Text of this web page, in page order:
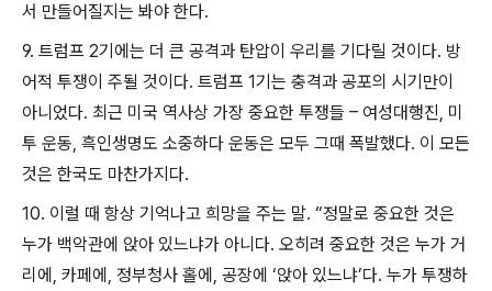
서 만들어질지는 봐야 한다.
9. 트럼프 2기에는 더 큰 공격과 탄압이 우리를 기다릴 것이다. 방
어적 투쟁이 주될 것이다. 트럼프 1기는 충격과 공포의 시기만이
아니었다. 최근 미국 역사상 가장 중요한 투쟁들 – 여성대행진, 미
투 운동, 흑인생명도 소중하다 운동은 모두 그때 폭발했다. 이 모든
것은 한국도 마찬가지다.
10. 이럴 때 항상 기억나고 희망을 주는 말. “정말로 중요한 것은
누가 백악관에 앉아 있느냐가 아니다. 오히려 중요한 것은 누가 거
리에 , 카페에 , 정부청사 홀에 , 공장에 ‘앉아 있느냐’다. 누가 투쟁하